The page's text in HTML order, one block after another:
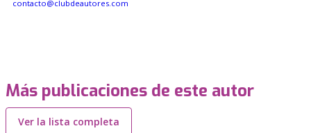
contacto@clubdeautores.com
Más publicaciones de este autor
Ver la lista completa